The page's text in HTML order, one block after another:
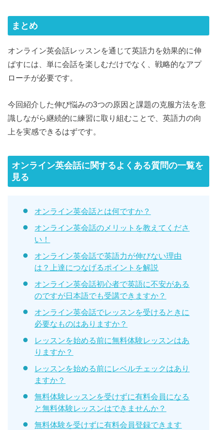
まとめ
オンライン英会話レッスンを通じて英語力を効果的に伸
ばすには、単に会話を楽しむだけでなく、戦略的なアプ
ローチが必要です。
今回紹介した伸び悩みの3つの原因と課題の克服方法を意
識しながら継続的に練習に取り組むことで、英語力の向
上を実感できるはずです。
オンライン英会話に関するよくある質問の一覧を
見る
オンライン英会話とは何ですか？
オンライン英会話のメリットを教えてくださ
い！
オンライン英会話で英語力が伸びない理由
は？上達につなげるポイントを解説
オンライン英会話初心者で英語に不安がある
のですが日本語でも受講できますか？
オンライン英会話でレッスンを受けるときに
必要なものはありますか？
レッスンを始める前に無料体験レッスンはあ
りますか？
レッスンを始める前にレベルチェックはあり
ますか？
無料体験レッスンを受けずに有料会員になる
と無料体験レッスンはできませんか？
無料体験を受けずに有料会員登録できます